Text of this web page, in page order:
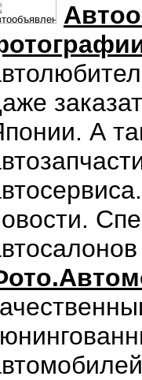
А